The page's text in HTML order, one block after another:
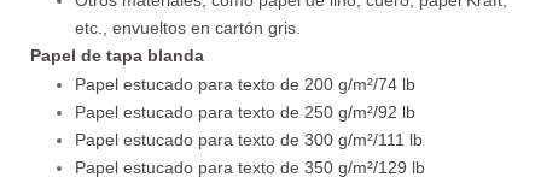
etc., envueltos en cartón gris.
Papel de tapa blanda
Papel estucado para texto de 200 g/m²/74 lb
Papel estucado para texto de 250 g/m²/92 lb
Papel estucado para texto de 300 g/m²/111 lb
Papel estucado para texto de 350 g/m²/129 lb